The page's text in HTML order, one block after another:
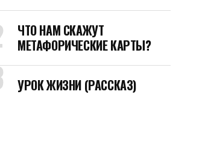
ЧТО НАМ СКАЖУТ
МЕТАФОРИЧЕСКИЕ КАРТЫ?
УРОК ЖИЗНИ (РАССКАЗ)